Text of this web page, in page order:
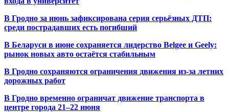
В Гродно за июнь зафиксирована серия серьёзных ДТП:
среди пострадавших есть погибший
В Беларуси в июне сохраняется лидерство Belgee и Geely:
рынок новых авто остаётся стабильным
В Гродно сохраняются ограничения движения из-за летних
дорожных работ
В Гродно временно ограничат движение транспорта в
центре города 21–22 июня